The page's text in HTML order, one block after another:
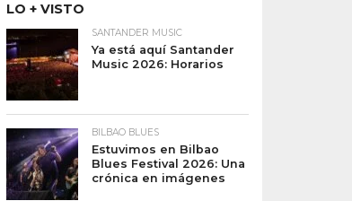
LO + VISTO
SANTANDER MUSIC
Ya está aquí Santander
Music 2026: Horarios
BILBAO BLUES
Estuvimos en Bilbao
Blues Festival 2026: Una
crónica en imágenes